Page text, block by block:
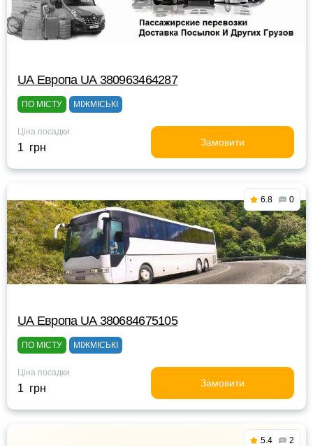
UА Европа UА 380963464287
ПО МІСТУ МІЖМІСЬКІ
Ціна посадки
1 грн Замовити
6.8 0
UА Европа UА 380684675105
ПО МІСТУ МІЖМІСЬКІ
Ціна посадки
1 грн Замовити
5.4 2